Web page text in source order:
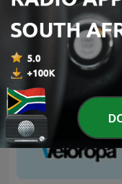
SÁBADO
NubeRadio